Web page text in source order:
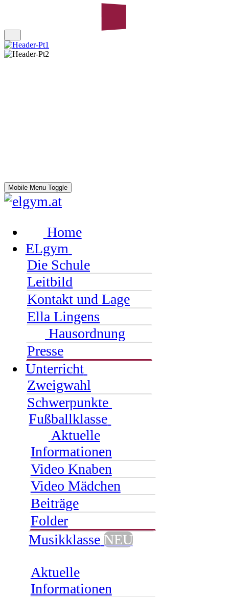
Mobile Menu Toggle
Home
ELgym
Die Schule
Leitbild
Kontakt und Lage
Ella Lingens
Hausordnung
Presse
Unterricht
Zweigwahl
Schwerpunkte
Fußballklasse
Aktuelle
Informationen
Video Knaben
Video Mädchen
Beiträge
Folder
Musikklasse NEU
Aktuelle
Informationen